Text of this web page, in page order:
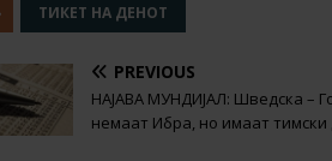
ТИКЕТ НА ДЕНОТ
PREVIOUS
НАЈАВА МУНДИЈАЛ: Шведска –
немаат Ибра, но имаат тимски